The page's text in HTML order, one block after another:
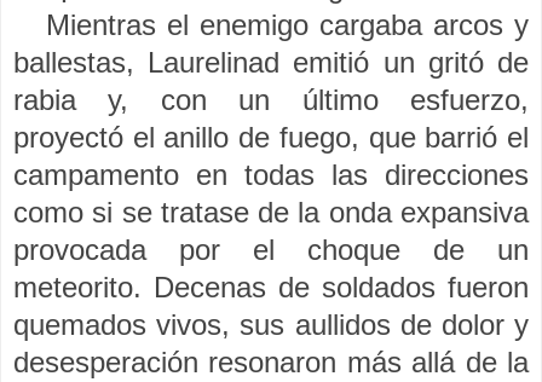
Mientras el enemigo cargaba arcos y
ballestas, Laurelinad emitió un gritó de
rabia y, con un último esfuerzo,
proyectó el anillo de fuego, que barrió el
campamento en todas las direcciones
como si se tratase de la onda expansiva
provocada por el choque de un
meteorito. Decenas de soldados fueron
quemados vivos, sus aullidos de dolor y
desesperación resonaron más allá de la